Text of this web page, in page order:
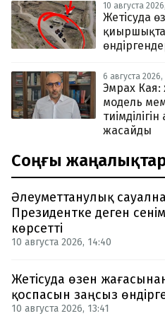
10 августа
Жетісуда
6 августа 2026,
Эмрах Кая:
модель
жасайды
Соңғы
Әлеуметтанулық
Президентке деген
көрсетті
10 августа 2026, 14:40
Жетісуда өзен
қоспасын заңсыз
10 августа 2026, 13:41